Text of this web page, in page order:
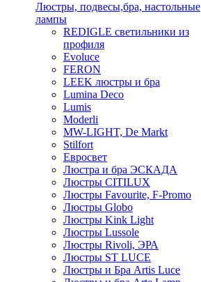
Люстры, подвесы,бра, настольные
лампы
REDIGLE светильники из
профиля
Evoluce
FERON
LEEK люстры и бра
Lumina Deco
Lumis
Moderli
MW-LIGHT, De Markt
Stilfort
Евросвет
Люстра и бра ЭСКАДА
Люстры CITILUX
Люстры Favourite, F-Promo
Люстры Globo
Люстры Kink Light
Люстры Lussole
Люстры Rivoli, ЭРА
Люстры ST LUCE
Люстры и Бра Artis Luce